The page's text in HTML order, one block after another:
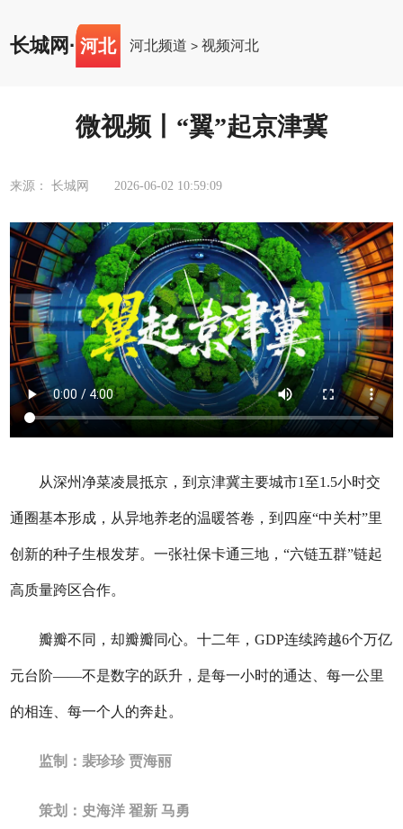
长城网 · 河北 河北频道 >视频河北
微视频丨“翼”起京津冀
来源： 长城网 2026-06-02 10:59:09
从深州净菜凌晨抵京，到京津冀主要城市1至1.5小时交
通圈基本形成，从异地养老的温暖答卷，到四座“中关村”里
创新的种子生根发芽。一张社保卡通三地，“六链五群”链起
高质量跨区合作。
瓣瓣不同，却瓣瓣同心。十二年，GDP连续跨越6个万亿
元台阶——不是数字的跃升，是每一小时的通达、每一公里
的相连、每一个人的奔赴。
监制：裴珍珍 贾海丽
策划：史海洋 翟新 马勇